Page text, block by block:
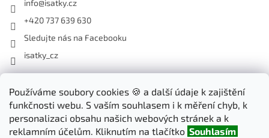
Používáme soubory cookies 🍪 a další údaje k zajištění
funkčnosti webu. S vaším souhlasem i k měření chyb, k
personalizaci obsahu našich webových stránek a k
reklamním účelům. Kliknutím na tlačítko Souhlasím
info@isatky.cz
+420 737 639 630
Sledujte nás na Facebooku
isatky_cz
Odebírat newsletter
Vložte svůj e-mail a my vám budeme zasílat informace o nových
produktech na našem e-shopu.